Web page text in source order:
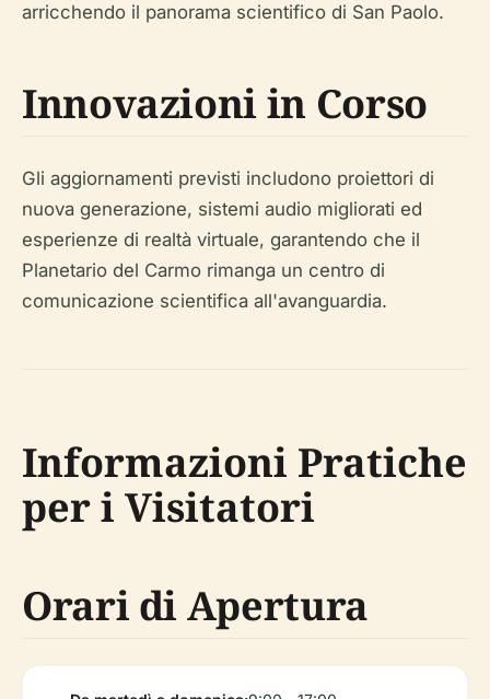
arricchendo il panorama scientifico di San Paolo.
Innovazioni in Corso
Gli aggiornamenti previsti includono proiettori di
nuova generazione, sistemi audio migliorati ed
esperienze di realtà virtuale, garantendo che il
Planetario del Carmo rimanga un centro di
comunicazione scientifica all'avanguardia.
Informazioni Pratiche
per i Visitatori
Orari di Apertura